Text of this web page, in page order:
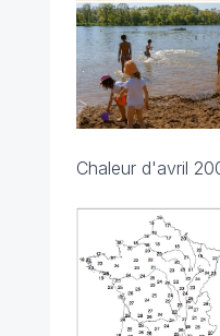
Chaleur d'avril